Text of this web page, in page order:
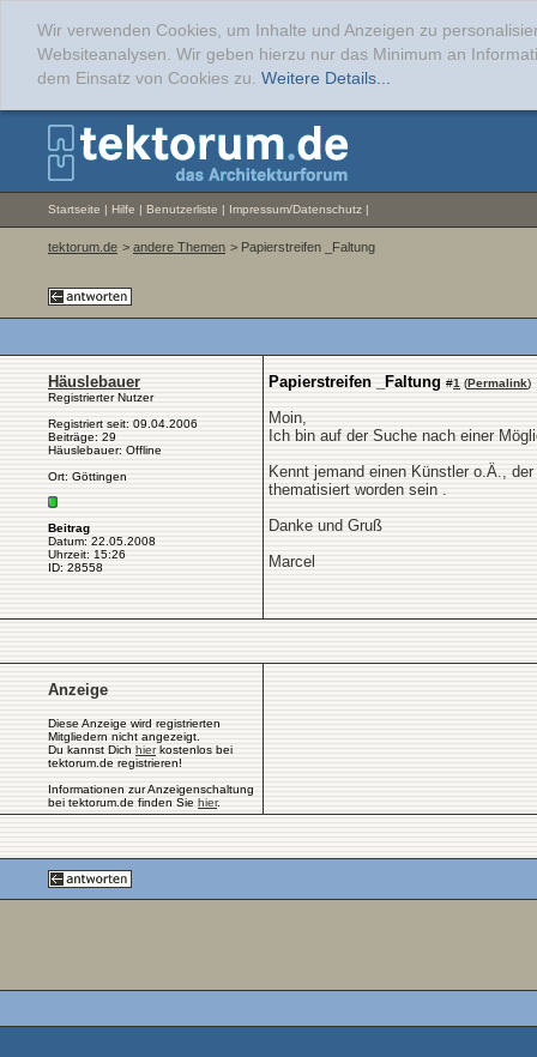
Wir verwenden Cookies, um Inhalte und Anzeigen zu
Websiteanalysen. Wir geben hierzu nur das Minimum an
dem Einsatz von Cookies zu. Weitere Details...
Startseite | Hilfe | Benutzerliste | Impressum/Datenschutz |
tektorum.de > andere Themen > Papierstreifen _Faltung
Häuslebauer
Registrierter Nutzer
Registriert seit: 09.04.2006
Beiträge: 29
Häuslebauer: Offline
Ort: Göttingen
Beitrag
Datum: 22.05.2008
Uhrzeit: 15:26
ID: 28558
Papierstreifen _Faltung #1 (Permalink)
Moin,
Ich bin auf der Suche nach einer
Kennt jemand einen Künstler o.Ä.,
thematisiert worden sein .
Danke und Gruß
Marcel
Anzeige
Diese Anzeige wird registrierten
Mitgliedern nicht angezeigt.
Du kannst Dich hierkostenlos bei
tektorum.de registrieren!
Informationen zur Anzeigenschaltung
bei tektorum.de finden Sie hier.